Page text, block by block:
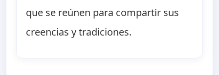
que se reúnen para compartir sus
creencias y tradiciones.